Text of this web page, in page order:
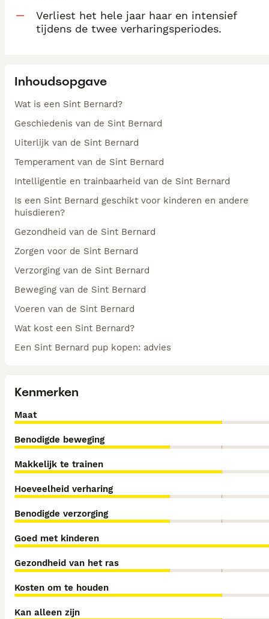
Verliest het hele jaar haar en intensief
tijdens de twee verharingsperiodes.
Inhoudsopgave
Wat is een Sint Bernard?
Geschiedenis van de Sint Bernard
Uiterlijk van de Sint Bernard
Temperament van de Sint Bernard
Intelligentie en trainbaarheid van de Sint Bernard
Is een Sint Bernard geschikt voor kinderen en andere
huisdieren?
Gezondheid van de Sint Bernard
Zorgen voor de Sint Bernard
Verzorging van de Sint Bernard
Beweging van de Sint Bernard
Voeren van de Sint Bernard
Wat kost een Sint Bernard?
Een Sint Bernard pup kopen: advies
Kenmerken
Maat
Benodigde beweging
Makkelijk te trainen
Hoeveelheid verharing
Benodigde verzorging
Goed met kinderen
Gezondheid van het ras
Kosten om te houden
Kan alleen zijn